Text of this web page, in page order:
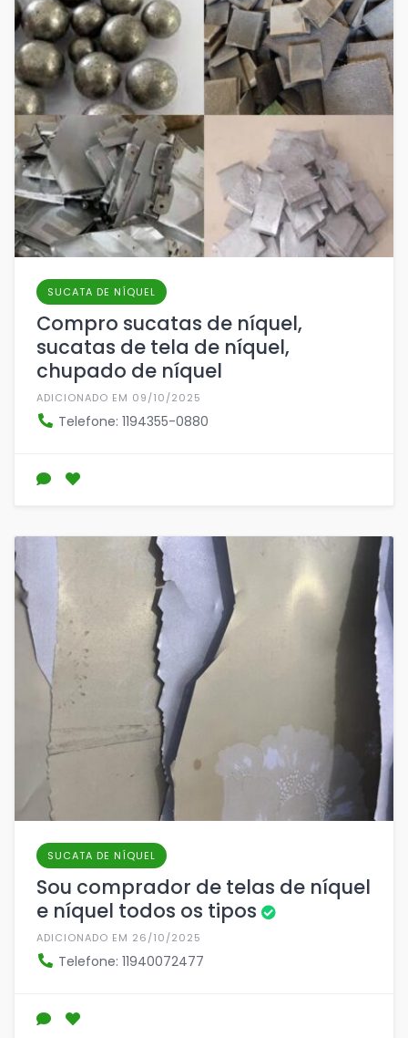
SUCATA DE NÍQUEL
Compro sucatas de níquel,
sucatas de tela de níquel,
chupado de níquel
ADICIONADO EM 09/10/2025
Telefone: 1194355-0880
SUCATA DE NÍQUEL
Sou comprador de telas de níquel
e níquel todos os tipos
ADICIONADO EM 26/10/2025
Telefone: 11940072477